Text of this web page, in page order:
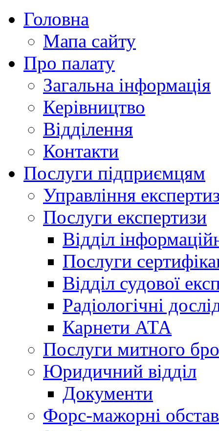
Головна
Мапа сайту
Про палату
Загальна інформація
Керівництво
Відділення
Контакти
Послуги підприємцям
Управління
Послуги експертизи
Відділ
Послуги
Відділ судової
Радіологічні
Карнети АТА
Послуги митного
Юридичний відділ
Документи
Форс-мажорні